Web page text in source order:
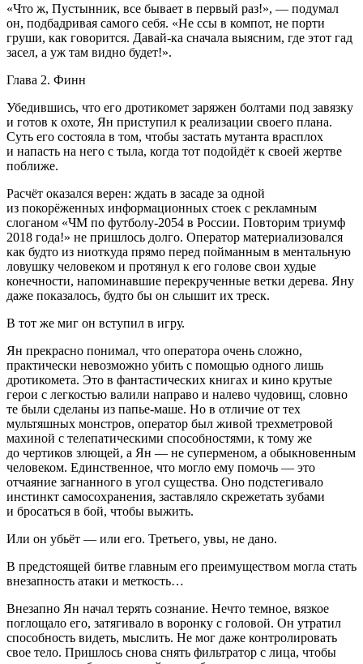
«Что ж, Пустынник, все бывает в первый раз!», — подумал
он, подбадривая самого себя. «Не ссы в компот, не порти
груши, как говорится. Давай-ка сначала выясним, где этот гад
засел, а уж там видно будет!».
Глава 2. Финн
Убедившись, что его дротикомет заряжен болтами под завязку
и готов к охоте, Ян приступил к реализации своего плана.
Суть его состояла в том, чтобы застать мутанта врасплох
и напасть на него с тыла, когда тот подойдёт к своей жертве
поближе.
Расчёт оказался верен: ждать в засаде за одной
из покорёженных информационных стоек с рекламным
слоганом «ЧМ по футболу-2054 в России. Повторим триумф
2018 года!» не пришлось долго. Оператор материализовался
как будто из ниоткуда прямо перед пойманным в ментальную
ловушку человеком и протянул к его голове свои худые
конечности, напоминавшие перекрученные ветки дерева. Яну
даже показалось, будто бы он слышит их треск.
В тот же миг он вступил в игру.
Ян прекрасно понимал, что оператора очень сложно,
практически невозможно убить с помощью одного лишь
дротикомета. Это в фантастических книгах и кино крутые
герои с легкостью валили направо и налево чудовищ, словно
те были сделаны из папье-маше. Но в отличие от тех
мультяшных монстров, оператор был живой трехметровой
махиной с телепатическими способностями, к тому же
до чертиков злющей, а Ян — не суперменом, а обыкновенным
человеком. Единственное, что могло ему помочь — это
отчаяние загнанного в угол существа. Оно подстегивало
инстинкт самосохранения, заставляло скрежетать зубами
и бросаться в бой, чтобы выжить.
Или он убьёт — или его. Третьего, увы, не дано.
В предстоящей битве главным его преимуществом могла стать
внезапность атаки и меткость…
Внезапно Ян начал терять сознание. Нечто темное, вязкое
поглощало его, затягивало в воронку с головой. Он утратил
способность видеть, мыслить. Не мог даже контролировать
свое тело. Пришлось снова снять фильтратор с лица, чтобы